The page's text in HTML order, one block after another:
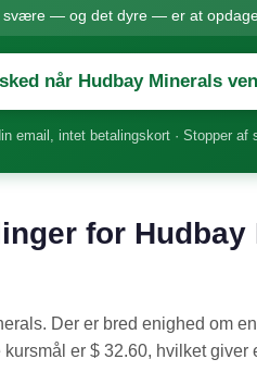
svære — og det dyre — er at
når Hudbay Minerals
email, intet betalingskort · Stopper af
for Hudbay
Der er bred enighed om
er $ 32.60, hvilket giver